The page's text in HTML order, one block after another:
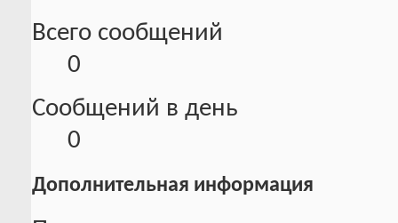
Всего сообщений
0
Сообщений в день
0
Дополнительная информация